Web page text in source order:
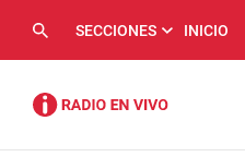
SECCIONES INICIO